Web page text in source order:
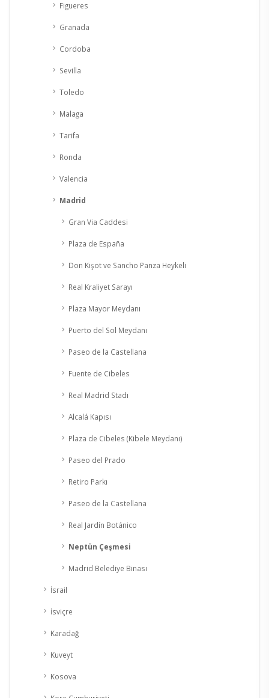
Figueres
Granada
Cordoba
Sevilla
Toledo
Malaga
Tarifa
Ronda
Valencia
Madrid
Gran Via Caddesi
Plaza de España
Don Kişot ve Sancho Panza Heykeli
Real Kraliyet Sarayı
Plaza Mayor Meydanı
Puerto del Sol Meydanı
Paseo de la Castellana
Fuente de Cibeles
Real Madrid Stadı
Alcalá Kapısı
Plaza de Cibeles (Kibele Meydanı)
Paseo del Prado
Retiro Parkı
Paseo de la Castellana
Real Jardín Botánico
Neptün Çeşmesi
Madrid Belediye Binası
İsrail
İsviçre
Karadağ
Kuveyt
Kosova